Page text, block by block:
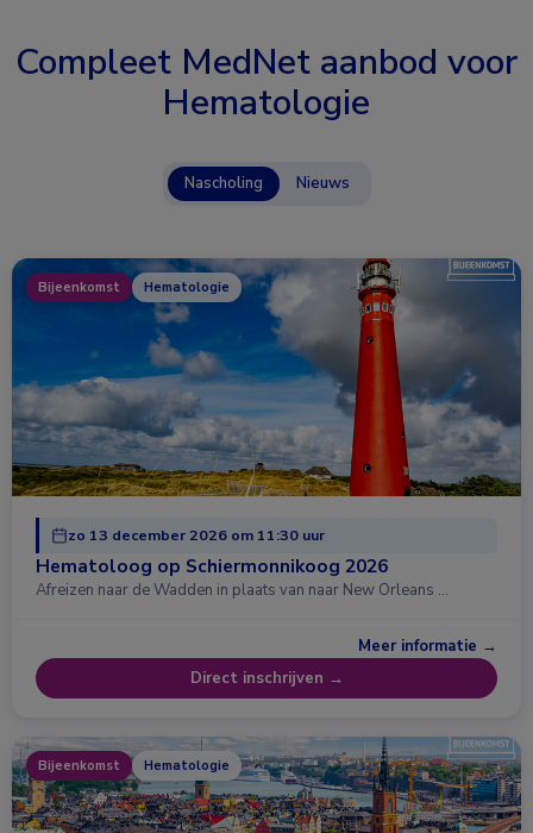
Compleet MedNet aanbod voor
Hematologie
Nascholing Nieuws
Bijeenkomst Hematologie
zo 13 december 2026 om 11:30 uur
Hematoloog op Schiermonnikoog 2026
Afreizen naar de Wadden in plaats van naar New Orleans …
Meer informatie →
Direct inschrijven →
Bijeenkomst Hematologie